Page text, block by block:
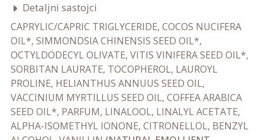
Detaljni sastojci
CAPRYLIC/CAPRIC TRIGLYCERIDE, COCOS NUCIFERA
OIL*, SIMMONDSIA CHINENSIS SEED OIL*,
OCTYLDODECYL OLIVATE, VITIS VINIFERA SEED OIL*,
SORBITAN LAURATE, TOCOPHEROL, LAUROYL
PROLINE, HELIANTHUS ANNUUS SEED OIL,
VACCINIUM MYRTILLUS SEED OIL, COFFEA ARABICA
SEED OIL*, PARFUM, LINALOOL, LINALYL ACETATE,
ALPHA-ISOMETHYL IONONE, CITRONELLOL, BENZYL